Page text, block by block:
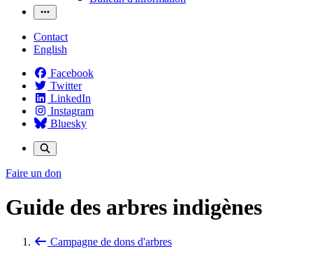
Contact
English
Facebook
Twitter
LinkedIn
Instagram
Bluesky
Faire un don
Guide des arbres indigènes
Campagne de dons d'arbres